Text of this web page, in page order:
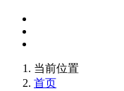
当前位置
首页